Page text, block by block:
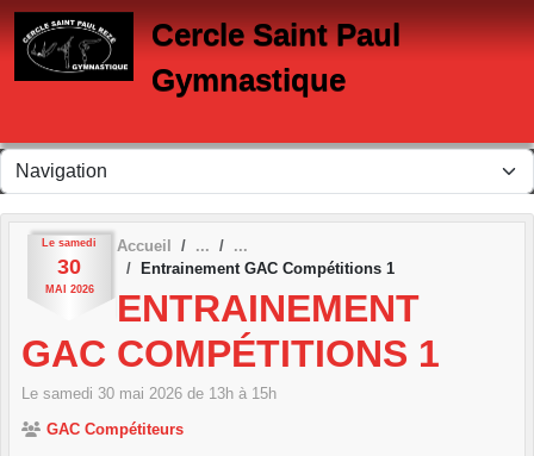
Cercle Saint Paul
Gymnastique
Le samedi
30
MAI 2026
Accueil
Entrainement GAC Compétitions 1
ENTRAINEMENT
GAC COMPÉTITIONS 1
Le samedi 30 mai 2026 de 13h à 15h
GAC Compétiteurs
Panneau de gestion des cookies